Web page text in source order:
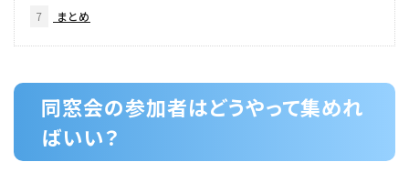
7
まとめ
同窓会の参加者はどうやって集めれ
ばいい？